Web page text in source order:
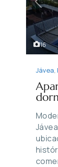
16
Jávea,